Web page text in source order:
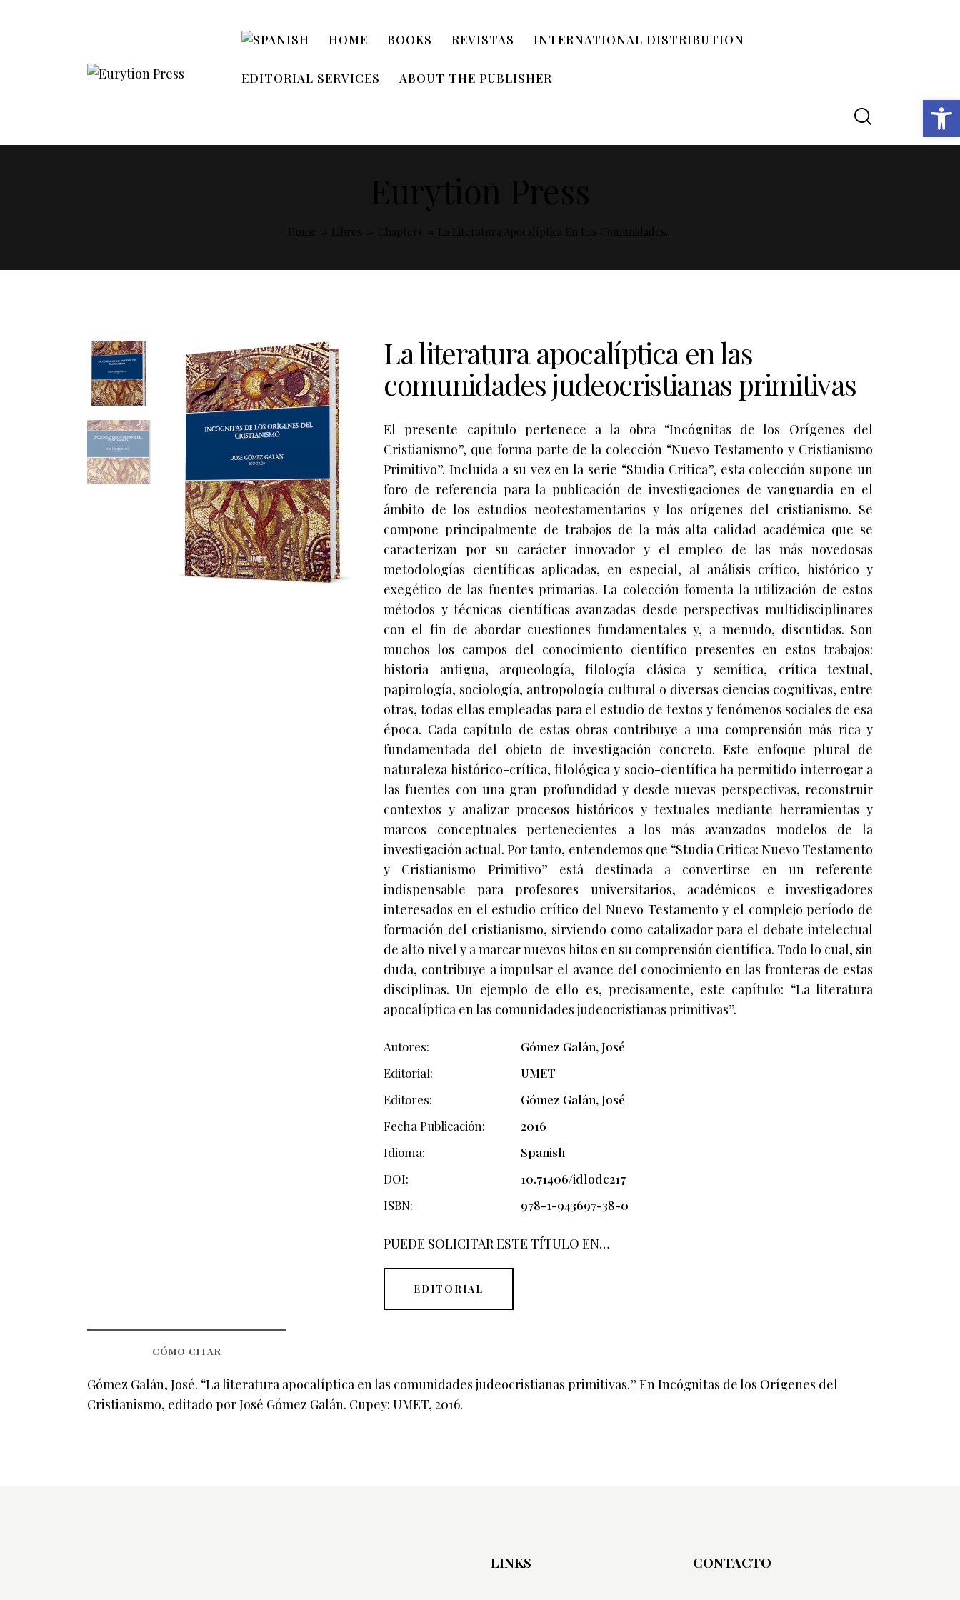
HOME BOOKS REVISTAS INTERNATIONAL DISTRIBUTION
EDITORIAL SERVICES ABOUT THE PUBLISHER
La literatura apocalíptica en las
comunidades judeocristianas primitivas
El presente capítulo pertenece a la obra “Incógnitas de los Orígenes del
Cristianismo”, que forma parte de la colección “Nuevo Testamento y Cristianismo
Primitivo”. Incluida a su vez en la serie “Studia Critica”, esta colección supone un
foro de referencia para la publicación de investigaciones de vanguardia en el
ámbito de los estudios neotestamentarios y los orígenes del cristianismo. Se
compone principalmente de trabajos de la más alta calidad académica que se
caracterizan por su carácter innovador y el empleo de las más novedosas
metodologías científicas aplicadas, en especial, al análisis crítico, histórico y
exegético de las fuentes primarias. La colección fomenta la utilización de estos
métodos y técnicas científicas avanzadas desde perspectivas multidisciplinares
con el fin de abordar cuestiones fundamentales y, a menudo, discutidas. Son
muchos los campos del conocimiento científico presentes en estos trabajos:
historia antigua, arqueología, filología clásica y semítica, crítica textual,
papirología, sociología, antropología cultural o diversas ciencias cognitivas, entre
otras, todas ellas empleadas para el estudio de textos y fenómenos sociales de esa
época. Cada capítulo de estas obras contribuye a una comprensión más rica y
fundamentada del objeto de investigación concreto. Este enfoque plural de
naturaleza histórico-crítica, filológica y socio-científica ha permitido interrogar a
las fuentes con una gran profundidad y desde nuevas perspectivas, reconstruir
contextos y analizar procesos históricos y textuales mediante herramientas y
marcos conceptuales pertenecientes a los más avanzados modelos de la
investigación actual. Por tanto, entendemos que “Studia Critica: Nuevo Testamento
y Cristianismo Primitivo” está destinada a convertirse en un referente
indispensable para profesores universitarios, académicos e investigadores
interesados en el estudio crítico del Nuevo Testamento y el complejo período de
formación del cristianismo, sirviendo como catalizador para el debate intelectual
de alto nivel y a marcar nuevos hitos en su comprensión científica. Todo lo cual, sin
duda, contribuye a impulsar el avance del conocimiento en las fronteras de estas
disciplinas. Un ejemplo de ello es, precisamente, este capítulo: “La literatura
apocalíptica en las comunidades judeocristianas primitivas”.
Autores
Gómez Galán, José
Editorial
UMET
Editores
Gómez Galán, José
Fecha Publicación
2016
Idioma
Spanish
DOI
10.71406/idlodc217
ISBN
978-1-943697-38-0
PUEDE SOLICITAR ESTE TÍTULO EN…
EDITORIAL
CÓMO CITAR
Gómez Galán, José. “La literatura apocalíptica en las comunidades judeocristianas primitivas.” En Incógnitas de los Orígenes del
Cristianismo, editado por José Gómez Galán. Cupey: UMET, 2016.
LINKS CONTACTO
Open toolbar